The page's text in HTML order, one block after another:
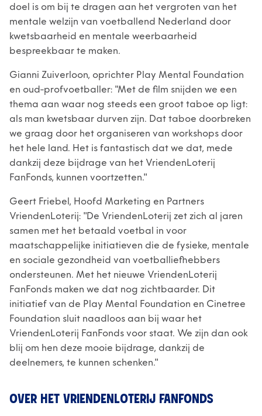
doel is om bij te dragen aan het vergroten van het
mentale welzijn van voetballend Nederland door
kwetsbaarheid en mentale weerbaarheid
bespreekbaar te maken.
Gianni Zuiverloon, oprichter Play Mental Foundation
en oud-profvoetballer: ''Met de film snijden we een
thema aan waar nog steeds een groot taboe op ligt:
als man kwetsbaar durven zijn. Dat taboe doorbreken
we graag door het organiseren van workshops door
het hele land. Het is fantastisch dat we dat, mede
dankzij deze bijdrage van het VriendenLoterij
FanFonds, kunnen voortzetten.''
Geert Friebel, Hoofd Marketing en Partners
VriendenLoterij: ''De VriendenLoterij zet zich al jaren
samen met het betaald voetbal in voor
maatschappelijke initiatieven die de fysieke, mentale
en sociale gezondheid van voetballiefhebbers
ondersteunen. Met het nieuwe VriendenLoterij
FanFonds maken we dat nog zichtbaarder. Dit
initiatief van de Play Mental Foundation en Cinetree
Foundation sluit naadloos aan bij waar het
VriendenLoterij FanFonds voor staat. We zijn dan ook
blij om hen deze mooie bijdrage, dankzij de
deelnemers, te kunnen schenken.''
OVER HET VRIENDENLOTERIJ FANFONDS